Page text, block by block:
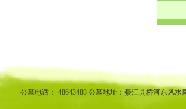
公墓电话： 48643488 公墓地址：綦江县桥河东风